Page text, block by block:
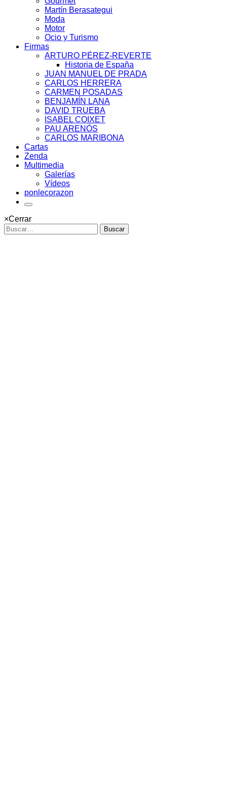
Martín Berasategui
Moda
Motor
Ocio y Turismo
Firmas
ARTURO PÉREZ-REVERTE
Historia de España
JUAN MANUEL DE PRADA
CARLOS HERRERA
CARMEN POSADAS
BENJAMÍN LANA
DAVID TRUEBA
ISABEL COIXET
PAU ARENÓS
CARLOS MARIBONA
Cartas
Zenda
Multimedia
Galerías
Vídeos
ponlecorazon
×Cerrar
Buscar